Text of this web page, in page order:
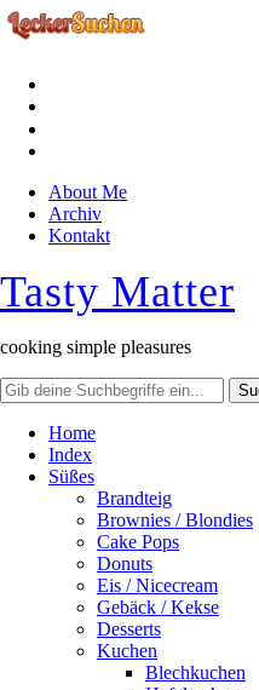
About Me
Archiv
Kontakt
Tasty Matter
cooking simple pleasures
Home
Index
Süßes
Brandteig
Brownies / Blondies
Cake Pops
Donuts
Eis / Nicecream
Gebäck / Kekse
Desserts
Kuchen
Blechkuchen